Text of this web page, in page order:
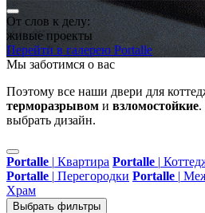
От слов к делу:
живые проекты
Перейти в галерею Portalle
Мы заботимся о вас
Поэтому все наши двери для
терморазрывом и взломостойкие.
выбрать дизайн.
Portalle | Квартира Portalle |
Portalle | Перегородки Portalle |
Храм
Выбрать фильтры